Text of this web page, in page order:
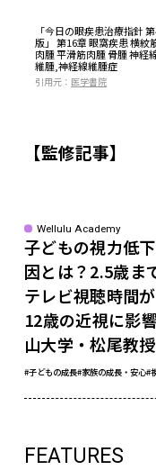
「今日の眼疾患治療指針
版」 第16章 眼窩疾患 横紋
肉腫 平滑筋肉腫 骨腫 神経
維腫,神経線維腫症
引用元： 医学書院
【監修記事】
Wellulu Academy
子どもの視力低
因とは？2.5歳ま
テレビ視聴時間
12歳の近視に影
山大学・松尾教授
#子どもの成長#家族の成長・安心#
FEATURES